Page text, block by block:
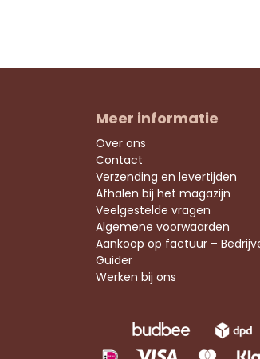
Meer informatie
Over ons
Contact
Verzending en levertijden
Afhalen bij het magazijn
Veelgestelde vragen
Algemene voorwaarden
Aankoop op factuur –
Guider
Werken bij ons